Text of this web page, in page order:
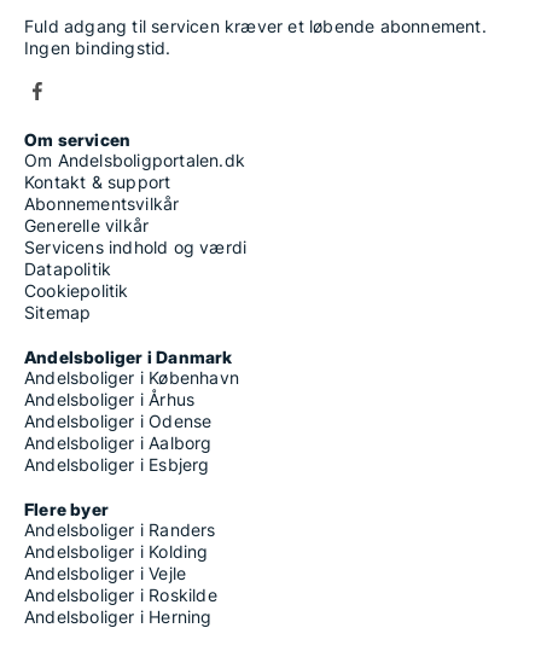
Fuld adgang til servicen kræver et løbende abonnement.
Ingen bindingstid.
Om servicen
Om Andelsboligportalen.dk
Kontakt & support
Abonnementsvilkår
Generelle vilkår
Servicens indhold og værdi
Datapolitik
Cookiepolitik
Sitemap
Andelsboliger i Danmark
Andelsboliger i København
Andelsboliger i Århus
Andelsboliger i Odense
Andelsboliger i Aalborg
Andelsboliger i Esbjerg
Flere byer
Andelsboliger i Randers
Andelsboliger i Kolding
Andelsboliger i Vejle
Andelsboliger i Roskilde
Andelsboliger i Herning